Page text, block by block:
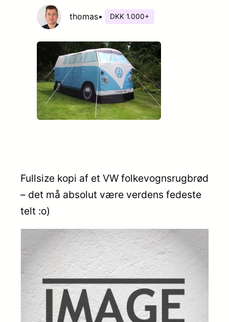
thomas• DKK 1.000+
Fullsize kopi af et VW folkevognsrugbrød
– det må absolut være verdens fedeste
telt :o)